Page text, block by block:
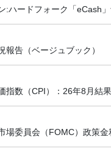
:ハードフォーク「eCash
報告（ベージュブック）
指数（CPI）：26年8月結果
場委員会（FOMC）政策金